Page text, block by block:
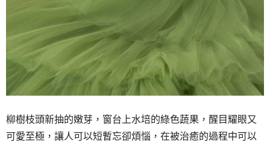
柳樹枝頭新抽的嫩芽， 窗台上水培的綠色蔬果， 醒目耀眼又
可愛至極， 讓人可以短暫忘卻煩惱， 在被治癒的過程中可以